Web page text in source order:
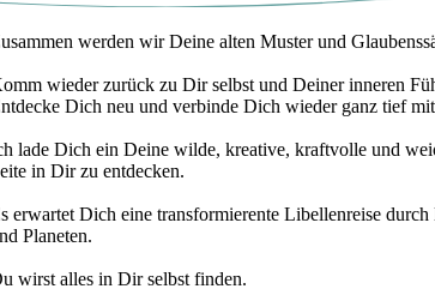
werden wir Deine alten Muster und
wieder zurück zu Dir selbst und Deiner inneren
Dich neu und verbinde Dich wieder ganz tief
lade Dich ein Deine wilde, kreative, kraftvolle und
in Dir zu entdecken.
erwartet Dich eine transformierente Libellenreise
Planeten.
wirst alles in Dir selbst finden.